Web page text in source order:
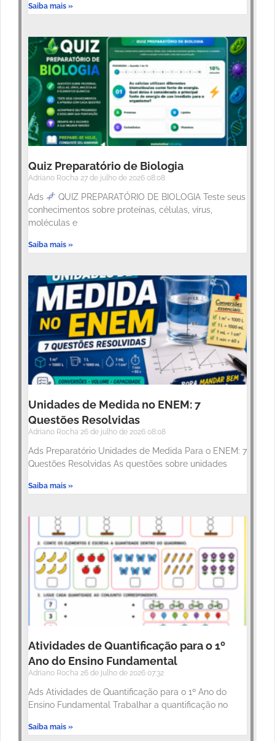
Saiba mais »
Quiz Preparatório de Biologia
Adriano Rocha 27 de julho de 2026 08:08
Ads
QUIZ PREPARATÓRIO DE BIOLOGIA Teste seus
conhecimentos sobre proteínas, células, vírus,
moléculas e
Saiba mais »
Unidades de Medida no ENEM: 7
Questões Resolvidas
Adriano Rocha 26 de julho de 2026 08:08
Ads Preparatório Unidades de Medida Para o ENEM: 7
Questões Resolvidas As questões sobre unidades
Saiba mais »
Atividades de Quantificação para o 1º
Ano do Ensino Fundamental
Adriano Rocha 26 de julho de 2026 07:32
Ads Atividades de Quantificação para o 1º Ano do
Ensino Fundamental Trabalhar a quantificação no
Saiba mais »